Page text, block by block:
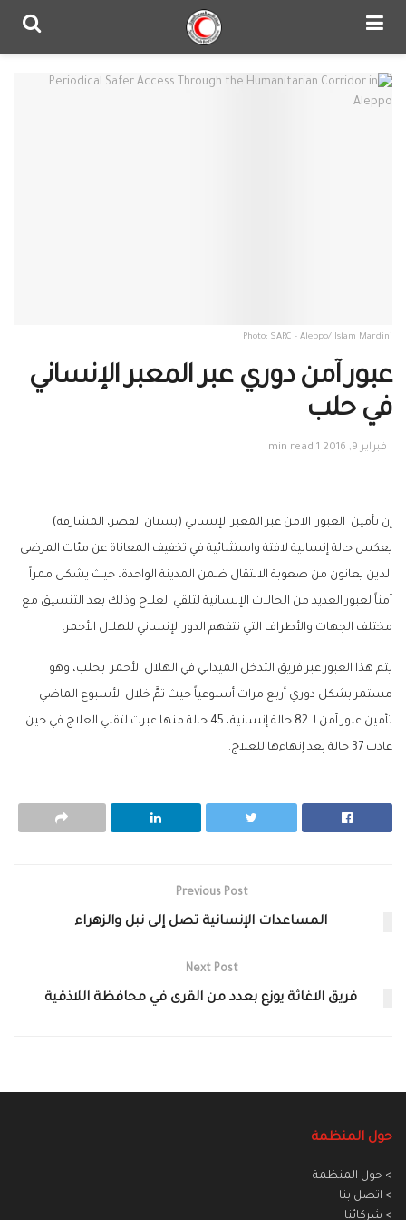
Photo: SARC - Aleppo/ Islam Mardini
عبور آمن دوري عبر المعبر الإنساني
في حلب
فبراير 9, 2016 1 min read
إن تأمين العبور الآمن عبر المعبر الإنساني (بستان القصر، المشارقة)
يعكس حالة إنسانية لافتة واستثنائية في تخفيف المعاناة عن مئات المرضى
الذين يعانون من صعوبة الانتقال ضمن المدينة الواحدة، حيث يشكل ممراً
آمناً لعبور العديد من الحالات الإنسانية لتلقي العلاج وذلك بعد التنسيق مع
مختلف الجهات والأطراف التي تتفهم الدور الإنساني للهلال الأحمر.
يتم هذا العبور عبر فريق التدخل الميداني في الهلال الأحمر بحلب، وهو
مستمر بشكل دوري أربع مرات أسبوعياً حيث تمَّ خلال الأسبوع الماضي
تأمين عبور آمن لـ 82 حالة إنسانية، 45 حالة منها عبرت لتقلي العلاج في حين
عادت 37 حالة بعد إنهاءها للعلاج.
Previous Post
المساعدات الإنسانية تصل إلى نبل والزهراء
Next Post
فريق الاغاثة يوزع بعدد من القرى في محافظة اللاذقية
حول المنظمة
> حول المنظمة
> اتصل بنا
> شركائنا